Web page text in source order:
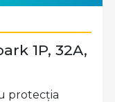
1P, 32A,
protecția